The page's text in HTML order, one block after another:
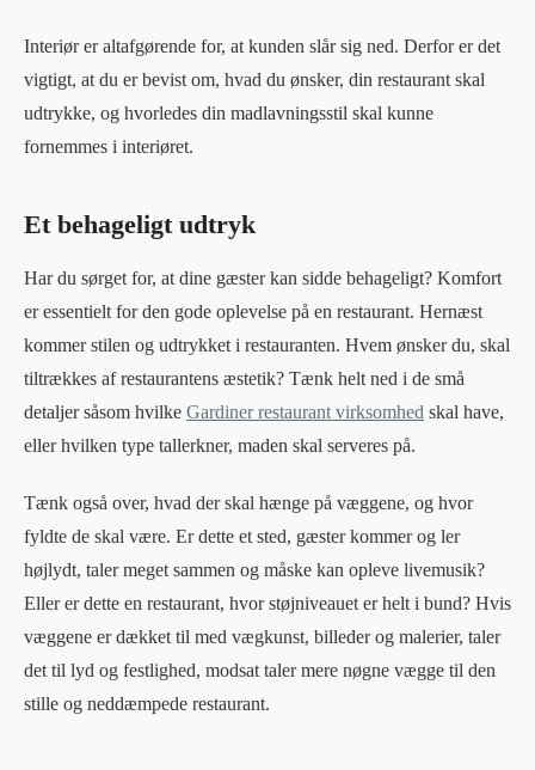
Interiør er altafgørende for, at kunden slår sig ned. Derfor er det
vigtigt, at du er bevist om, hvad du ønsker, din restaurant skal
udtrykke, og hvorledes din madlavningsstil skal kunne
fornemmes i interiøret.
Et behageligt udtryk
Har du sørget for, at dine gæster kan sidde behageligt? Komfort
er essentielt for den gode oplevelse på en restaurant. Hernæst
kommer stilen og udtrykket i restauranten. Hvem ønsker du, skal
tiltrækkes af restaurantens æstetik? Tænk helt ned i de små
detaljer såsom hvilke Gardiner restaurant virksomhed skal have,
eller hvilken type tallerkner, maden skal serveres på.
Tænk også over, hvad der skal hænge på væggene, og hvor
fyldte de skal være. Er dette et sted, gæster kommer og ler
højlydt, taler meget sammen og måske kan opleve livemusik?
Eller er dette en restaurant, hvor støjniveauet er helt i bund? Hvis
væggene er dækket til med vægkunst, billeder og malerier, taler
det til lyd og festlighed, modsat taler mere nøgne vægge til den
stille og neddæmpede restaurant.